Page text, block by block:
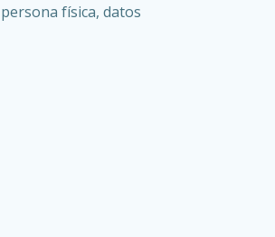
física, datos